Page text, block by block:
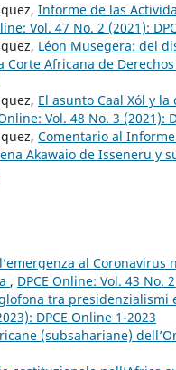
Informe de las
Vol. 47 No. 2 (2021):
Léon Musegera: del
Africana de
El asunto Caal Xól y
Vol. 48 No. 3 (2021):
Comentario al
Akawaio de Isseneru y
al
, DPCE Online: Vol. 43 No.
tra
DPCE Online 1-2023
(subsahariane)